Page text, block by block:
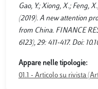
Gao, Y.; Xiong, X.; Feng,
(2019). A new attention
from China. FINANCE
6123), 29: 411-417. Doi:
Appare nelle tipologie:
01.1 - Articolo su rivista